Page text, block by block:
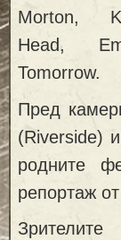
Morton,
Head,
Tomorrow.
Пред
(Riverside) и
родните
репортаж